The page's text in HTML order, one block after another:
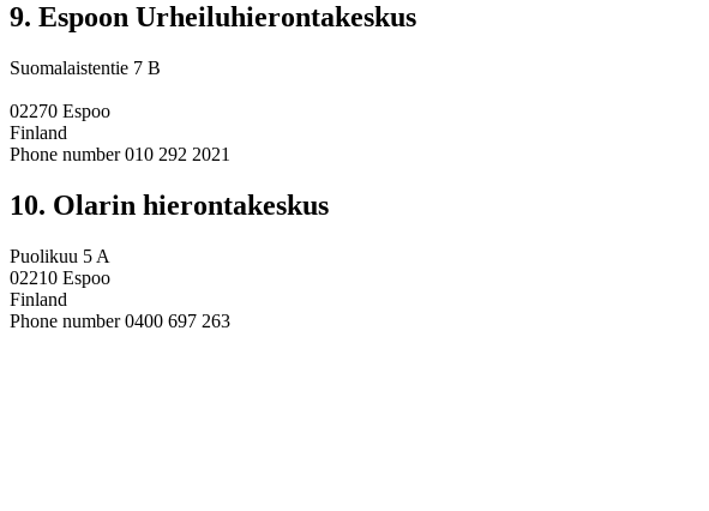
9. Espoon Urheiluhierontakeskus
Suomalaistentie 7 B
02270 Espoo
Finland
Phone number 010 292 2021
10. Olarin hierontakeskus
Puolikuu 5 A
02210 Espoo
Finland
Phone number 0400 697 263